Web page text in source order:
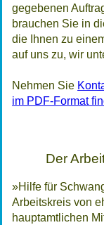
gegebenen
brauchen Sie in
die Ihnen zu
auf uns zu, wir
Nehmen Sie
im PDF-Format
Der
»Hilfe für
Arbeitskreis von
hauptamtlichen